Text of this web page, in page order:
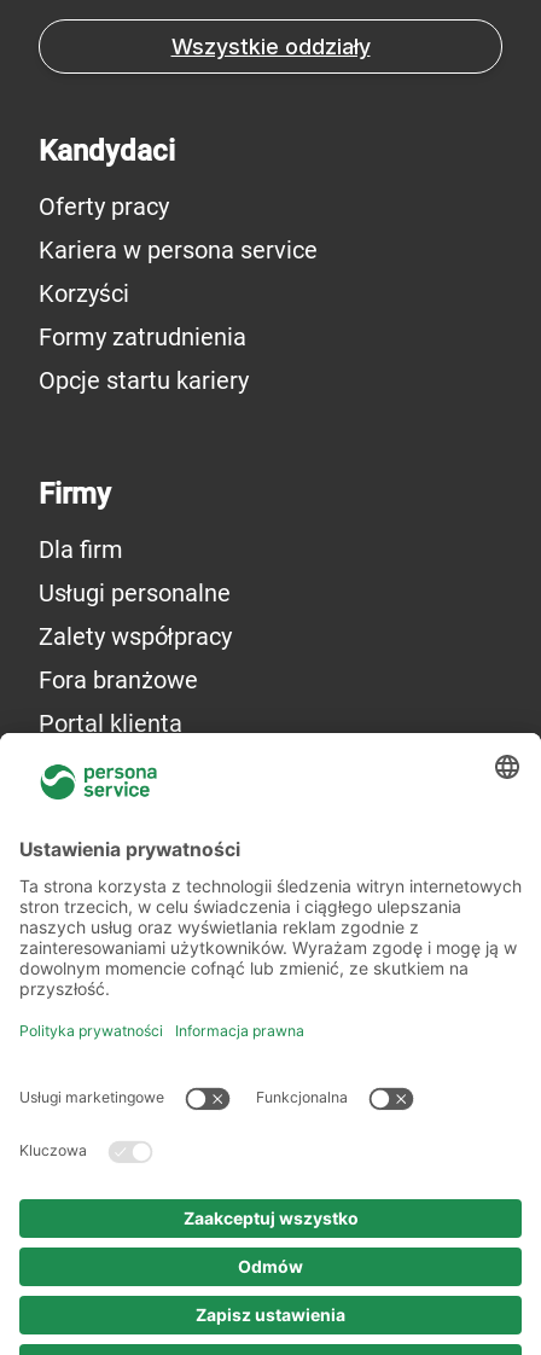
Wszystkie oddziały
Kandydaci
Oferty pracy
Kariera w persona service
Korzyści
Formy zatrudnienia
Opcje startu kariery
Firmy
Dla firm
Usługi personalne
Zalety współpracy
Fora branżowe
Portal klienta
Więcej o nas
Kilka słów o nas
Oddziały
Akademia
Informacje prawne
Polityka prywatności
Prawa autorskie